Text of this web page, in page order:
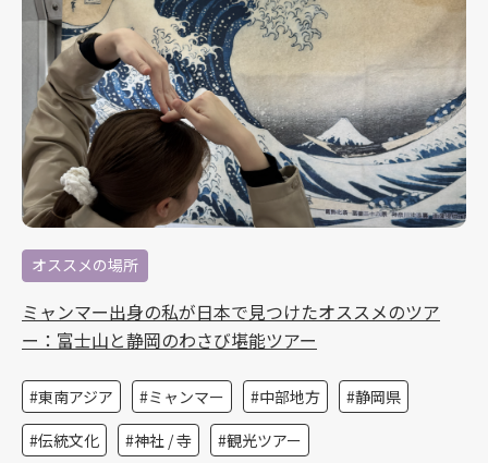
オススメの場所
ミャンマー出身の私が日本で見つけたオススメのツア
ー：富士山と静岡のわさび堪能ツアー
東南アジア ミャンマー 中部地方
静岡県
伝統文化
神社 / 寺 観光ツアー